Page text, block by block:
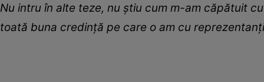
Nu intru în alte teze, nu știu cum m-am căpătuit
toată buna credință pe care o am cu